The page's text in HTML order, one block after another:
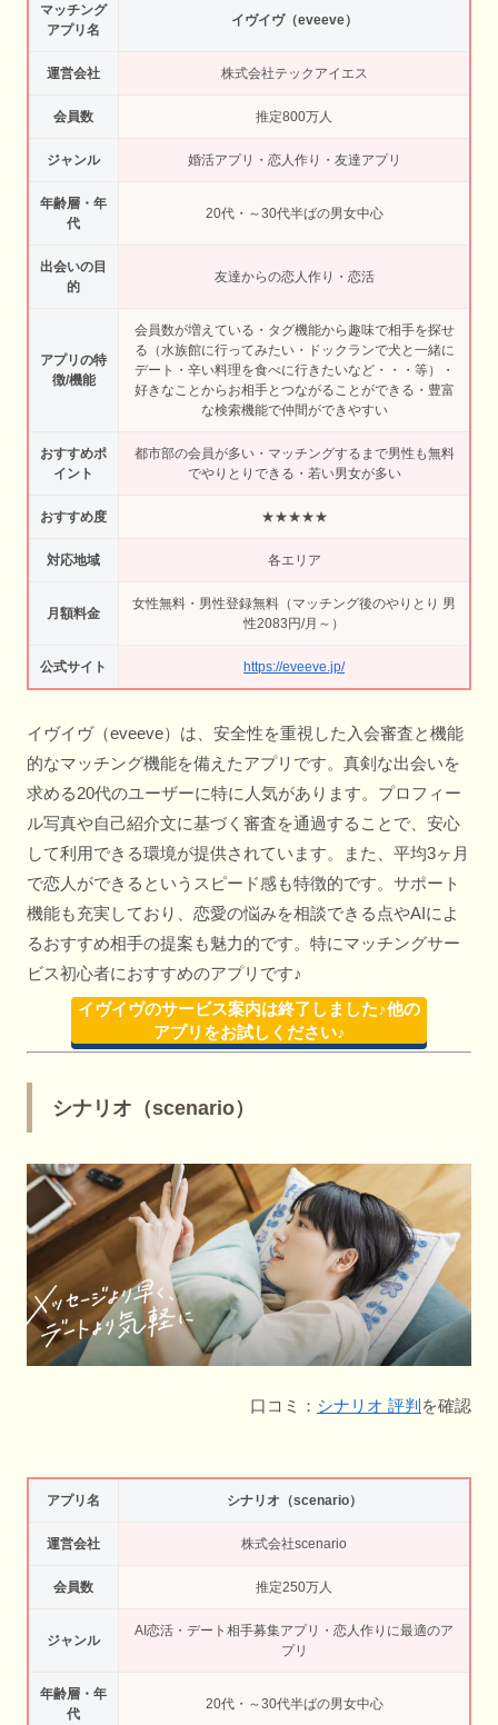
マッチング
アプリ名
イヴイヴ（eveeve）
運営会社 株式会社テックアイエス
会員数 推定800万人
ジャンル 婚活アプリ・恋人作り・友達アプリ
年齢層・年
代
20代・～30代半ばの男女中心
出会いの目
的
友達からの恋人作り・恋活
アプリの特
徴/機能
会員数が増えている・タグ機能から趣味で相手を探せ
る（水族館に行ってみたい・ドックランで犬と一緒に
デート・辛い料理を食べに行きたいなど・・・等）・
好きなことからお相手とつながることができる・豊富
な検索機能で仲間ができやすい
おすすめポ
イント
都市部の会員が多い・マッチングするまで男性も無料
でやりとりできる・若い男女が多い
おすすめ度 ★★★★★
対応地域 各エリア
月額料金
女性無料・男性登録無料（マッチング後のやりとり 男
性2083円/月～）
公式サイト https://eveeve.jp/
イヴイヴ（eveeve）は、安全性を重視した入会審査と機能
的なマッチング機能を備えたアプリです。真剣な出会いを
求める20代のユーザーに特に人気があります。プロフィー
ル写真や自己紹介文に基づく審査を通過することで、安心
して利用できる環境が提供されています。また、平均3ヶ月
で恋人ができるというスピード感も特徴的です。サポート
機能も充実しており、恋愛の悩みを相談できる点やAIによ
るおすすめ相手の提案も魅力的です。特にマッチングサー
ビス初心者におすすめのアプリです♪
イヴイヴのサービス案内は終了しました♪他の
アプリをお試しください♪
シナリオ（scenario）
口コミ： シナリオ 評判 を確認
アプリ名 シナリオ（scenario）
運営会社 株式会社scenario
会員数 推定250万人
ジャンル
AI恋活・デート相手募集アプリ・恋人作りに最適のア
プリ
年齢層・年
代
20代・～30代半ばの男女中心